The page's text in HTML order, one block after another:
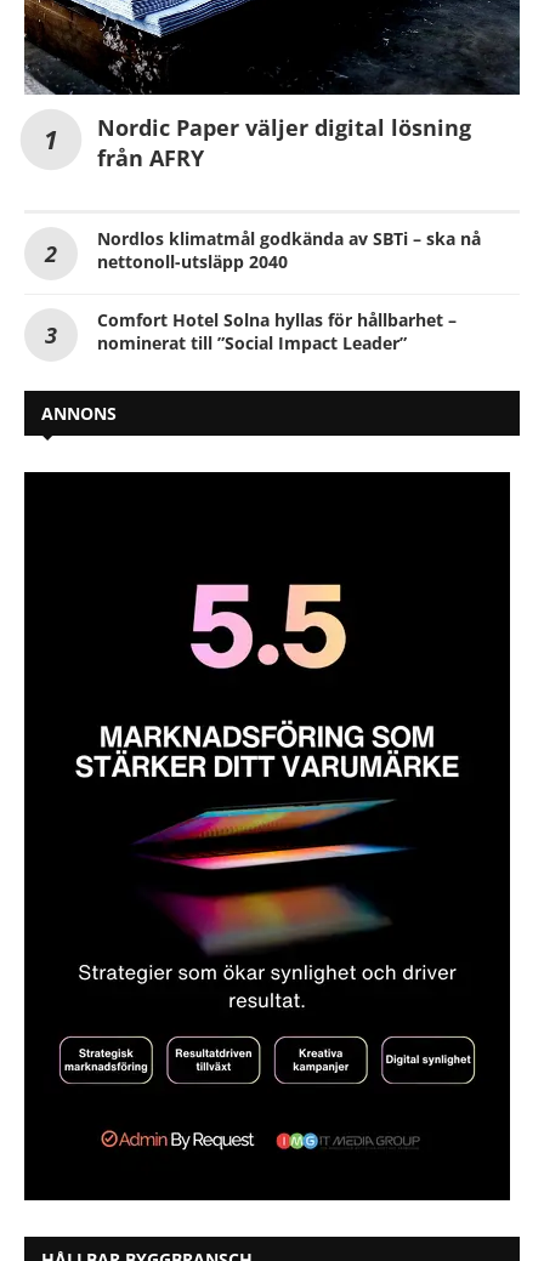
Nordic Paper väljer digital lösning
från AFRY
Nordlos klimatmål godkända av SBTi – ska nå
nettonoll-utsläpp 2040
Comfort Hotel Solna hyllas för hållbarhet –
nominerat till ”Social Impact Leader”
ANNONS